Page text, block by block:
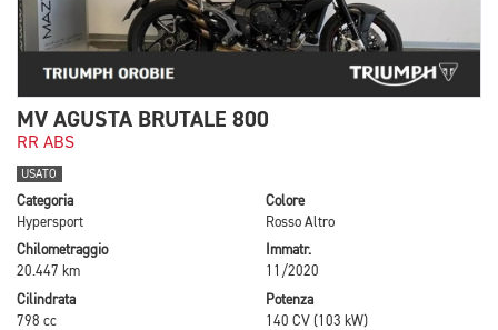
MV AGUSTA BRUTALE 800
RR ABS
USATO
Categoria
Hypersport
Colore
Rosso Altro
Chilometraggio
20.447 km
Immatr.
11/2020
Cilindrata
798 cc
Potenza
140 CV (103 kW)